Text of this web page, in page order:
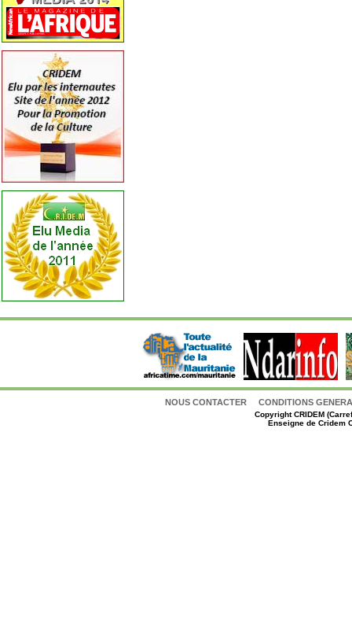
NOUS CONTACTER CONDITIONS
CopyrightCRIDEM
Enseigne de Cridem